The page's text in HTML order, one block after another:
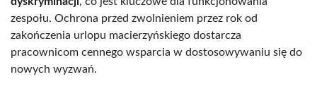
zespołu. Ochrona przed zwolnieniem przez rok od
zakończenia urlopu macierzyńskiego dostarcza
pracownicom cennego wsparcia w dostosowywaniu się do
nowych wyzwań.